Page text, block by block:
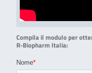
Compila il modulo per
R-Biopharm Italia: